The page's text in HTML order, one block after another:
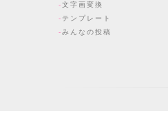
文字画変換
テンプレート
みんなの投稿